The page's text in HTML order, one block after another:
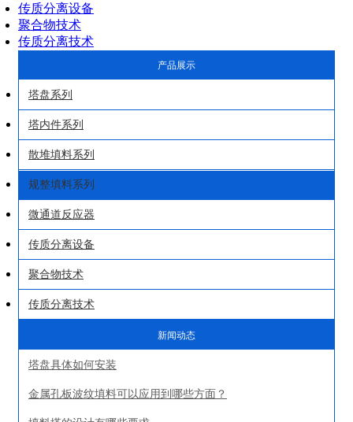
传质分离设备
聚合物技术
传质分离技术
产品展示
塔盘系列
塔内件系列
散堆填料系列
规整填料系列
微通道反应器
传质分离设备
聚合物技术
传质分离技术
新闻动态
塔盘具体如何安装
金属孔板波纹填料可以应用到哪些方面？